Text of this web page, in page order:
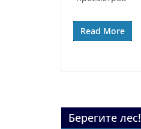
Read More
Берегите лес!